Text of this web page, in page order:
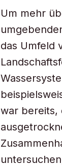
Um mehr
das Umfeld
war bereits,